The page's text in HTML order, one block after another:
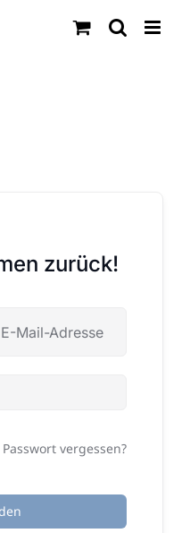
zurück!
Passwort vergessen?